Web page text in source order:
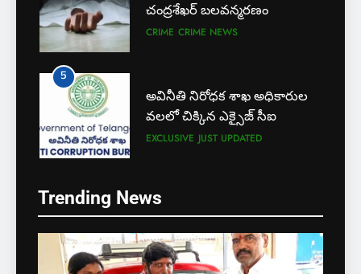
CRIME CRIME NEWS
5
వలలో చిక్కిన ఎక్సైజ్ సీఐ
EXCLUSIVE JUST UPDATED
6
7
Trending News
5